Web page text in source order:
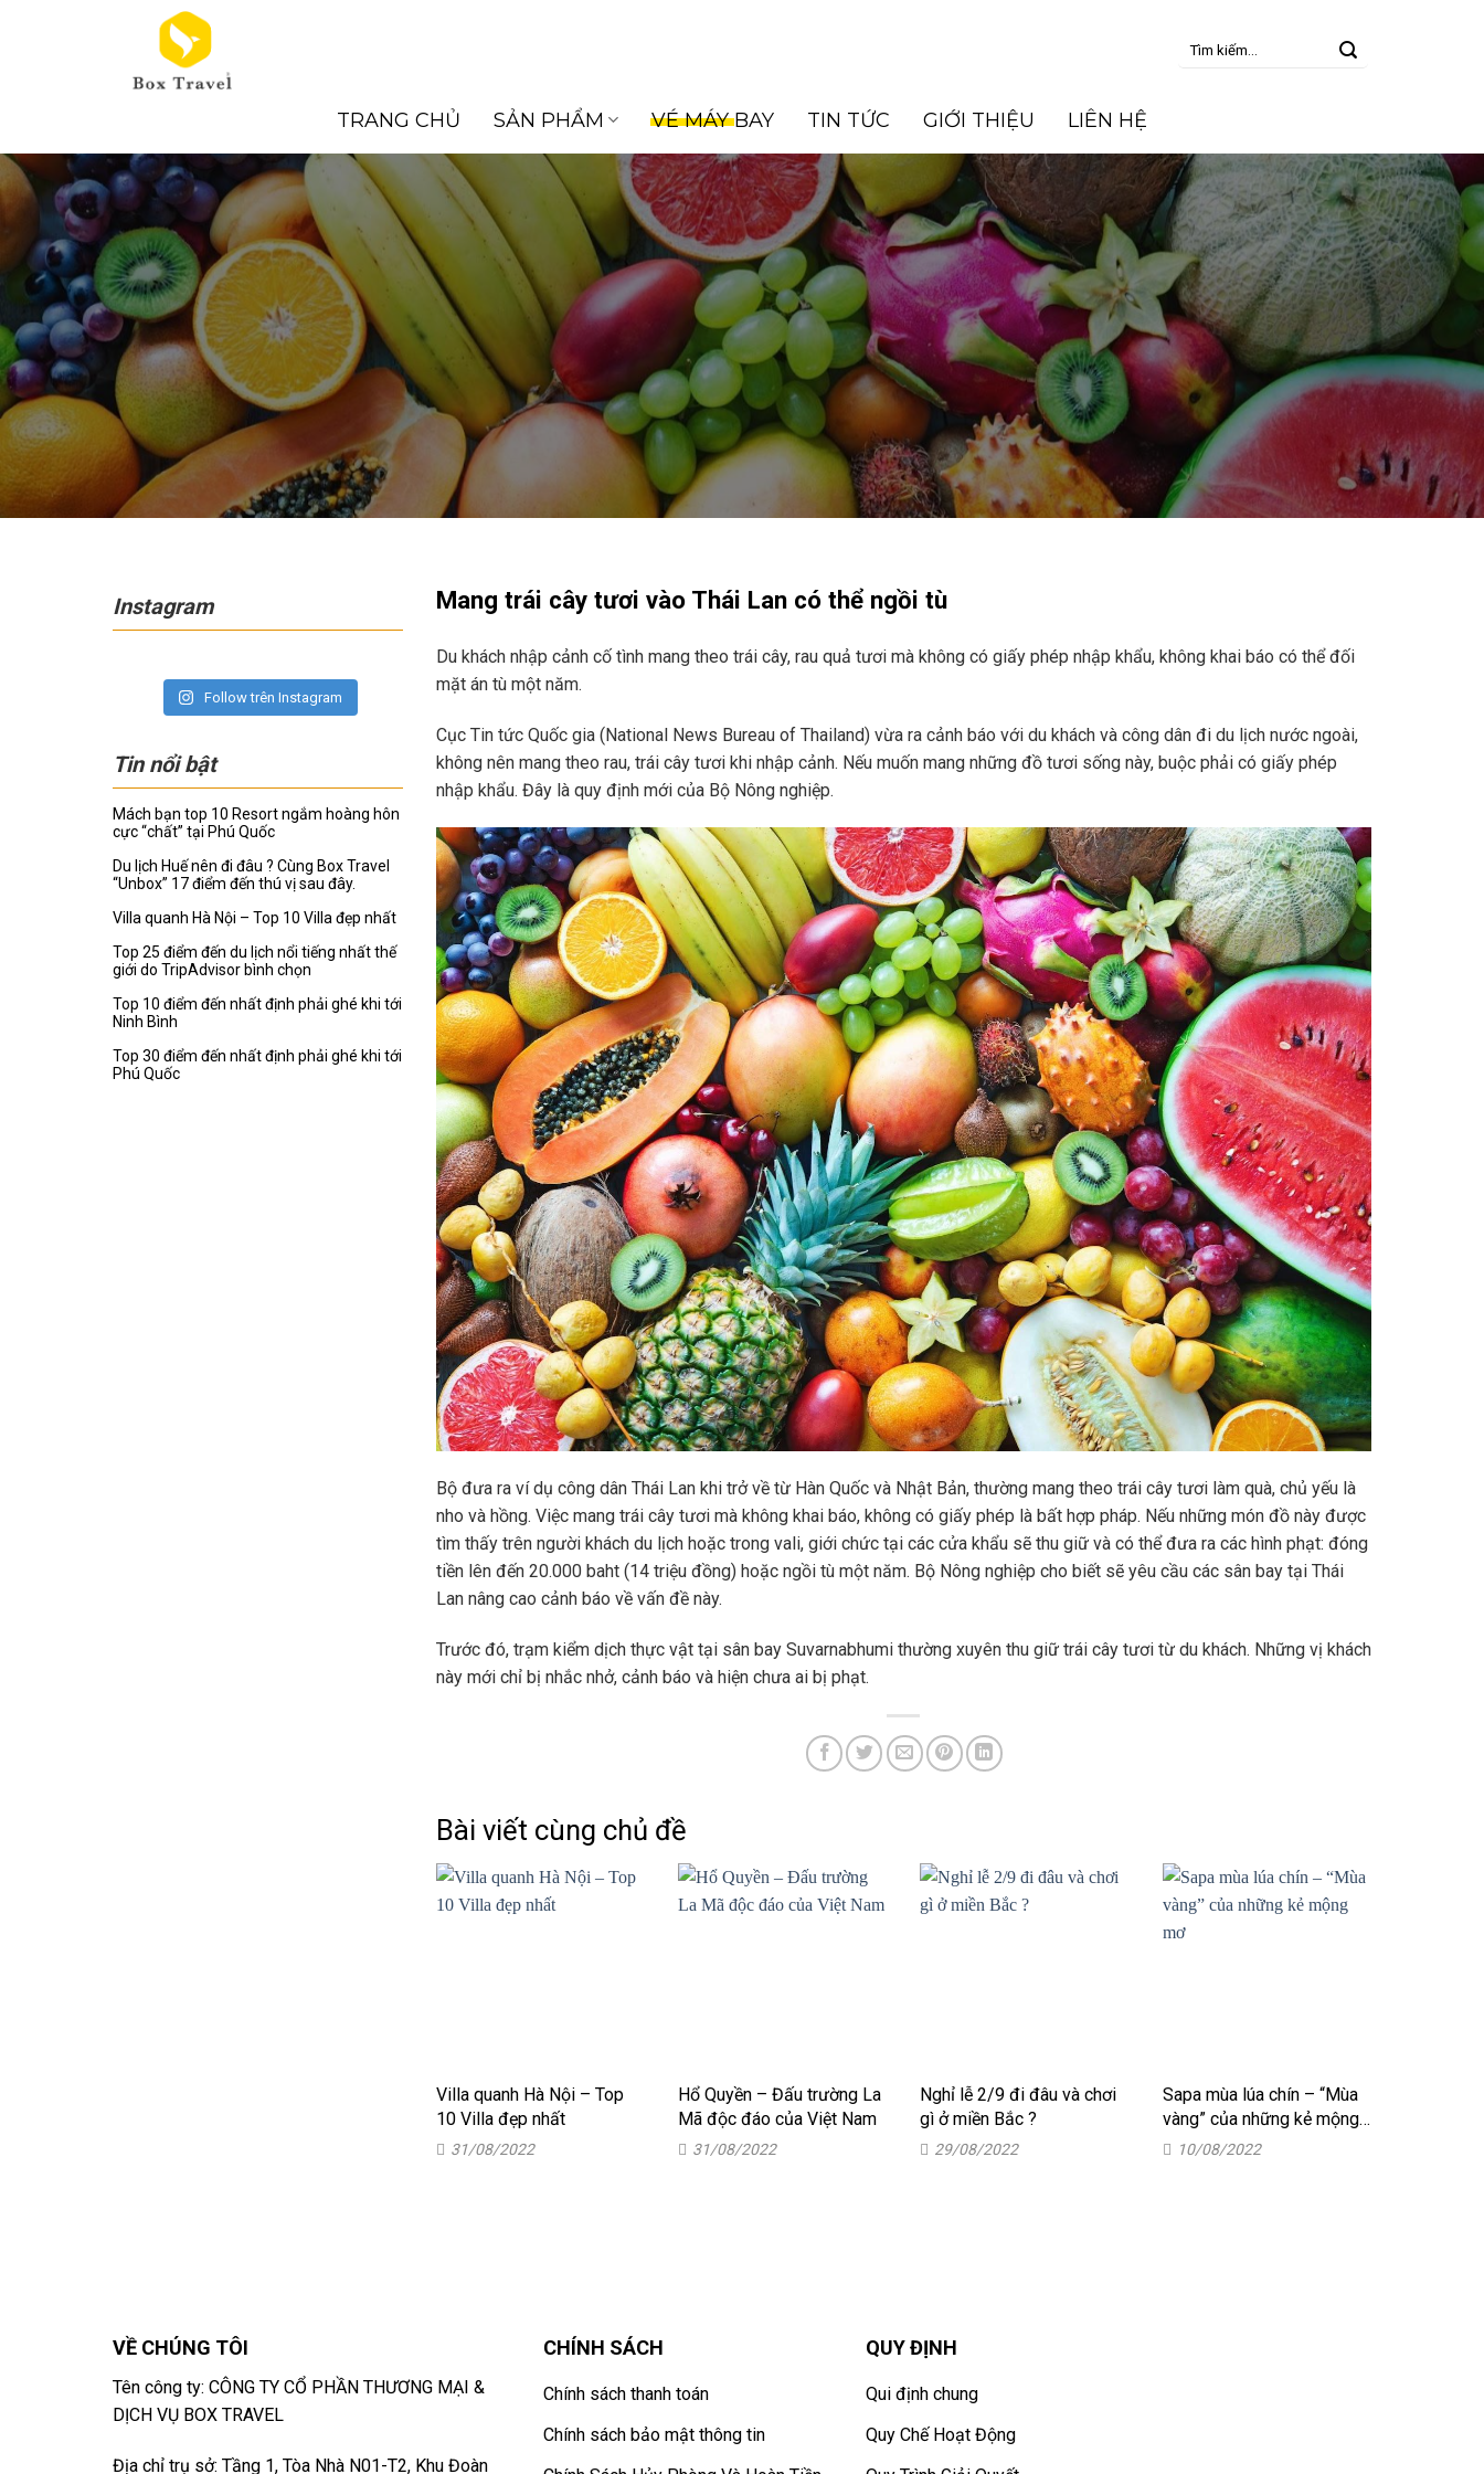
Tìm
TRANG CHỦ SẢN PHẨM VÉ MÁY BAY TIN TỨC GIỚI THIỆU LIÊN HỆ
Instagram
Follow trên Instagram
Tin nổi bật
Mách bạn top 10 Resort ngắm hoàng hôn
cực “chất” tại Phú Quốc
Du lịch Huế nên đi đâu ? Cùng Box Travel
“Unbox” 17 điểm đến thú vị sau đây.
Villa quanh Hà Nội – Top 10 Villa đẹp nhất
Top 25 điểm đến du lịch nổi tiếng nhất thế
giới do TripAdvisor bình chọn
Top 10 điểm đến nhất định phải ghé khi tới
Ninh Bình
Top 30 điểm đến nhất định phải ghé khi tới
Phú Quốc
Mang trái cây tươi vào Thái Lan có thể ngồi tù
Du khách nhập cảnh cố tình mang theo trái cây, rau quả tươi mà không có giấy phép nhập khẩu, không khai báo có thể đối
mặt án tù một năm.
Cục Tin tức Quốc gia (National News Bureau of Thailand) vừa ra cảnh báo với du khách và công dân đi du lịch nước ngoài,
không nên mang theo rau, trái cây tươi khi nhập cảnh. Nếu muốn mang những đồ tươi sống này, buộc phải có giấy phép
nhập khẩu. Đây là quy định mới của Bộ Nông nghiệp.
Bộ đưa ra ví dụ công dân Thái Lan khi trở về từ Hàn Quốc và Nhật Bản, thường mang theo trái cây tươi làm quà, chủ yếu là
nho và hồng. Việc mang trái cây tươi mà không khai báo, không có giấy phép là bất hợp pháp. Nếu những món đồ này được
tìm thấy trên người khách du lịch hoặc trong vali, giới chức tại các cửa khẩu sẽ thu giữ và có thể đưa ra các hình phạt: đóng
tiền lên đến 20.000 baht (14 triệu đồng) hoặc ngồi tù một năm. Bộ Nông nghiệp cho biết sẽ yêu cầu các sân bay tại Thái
Lan nâng cao cảnh báo về vấn đề này.
Trước đó, trạm kiểm dịch thực vật tại sân bay Suvarnabhumi thường xuyên thu giữ trái cây tươi từ du khách. Những vị khách
này mới chỉ bị nhắc nhở, cảnh báo và hiện chưa ai bị phạt.
Bài viết cùng chủ đề
Villa quanh Hà Nội – Top
10 Villa đẹp nhất
31/08/2022
Hổ Quyền – Đấu trường La
Mã độc đáo của Việt Nam
31/08/2022
Nghỉ lễ 2/9 đi đâu và chơi
gì ở miền Bắc ?
29/08/2022
Sapa mùa lúa chín – “Mùa
vàng” của những kẻ mộng
mơ10/08/2022
VỀ CHÚNG TÔI
Tên công ty: CÔNG TY CỔ PHẦN THƯƠNG MẠI &
DỊCH VỤ BOX TRAVEL
Địa chỉ trụ sở: Tầng 1, Tòa Nhà N01-T2, Khu Đoàn
CHÍNH SÁCH
Chính sách thanh toán
Chính sách bảo mật thông tin
QUY ĐỊNH
Qui định chung
Quy Chế Hoạt Động